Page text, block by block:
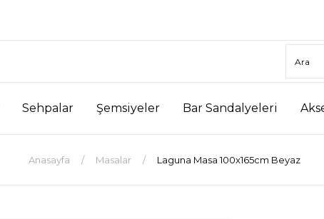
Sehpalar Şemsiyeler Bar Sandalyeleri
Anasayfa Masalar Laguna Masa 100x165cm Beyaz